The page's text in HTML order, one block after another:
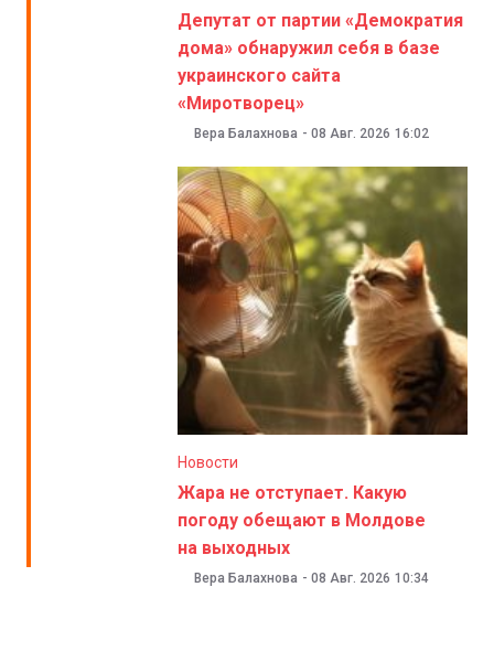
Депутат от партии «Демократия
дома» обнаружил себя в базе
украинского сайта
«Миротворец»
Вера Балахнова - 08 Авг. 2026 16:02
Новости
Жара не отступает. Какую
погоду обещают в Молдове
на выходных
Вера Балахнова - 08 Авг. 2026 10:34